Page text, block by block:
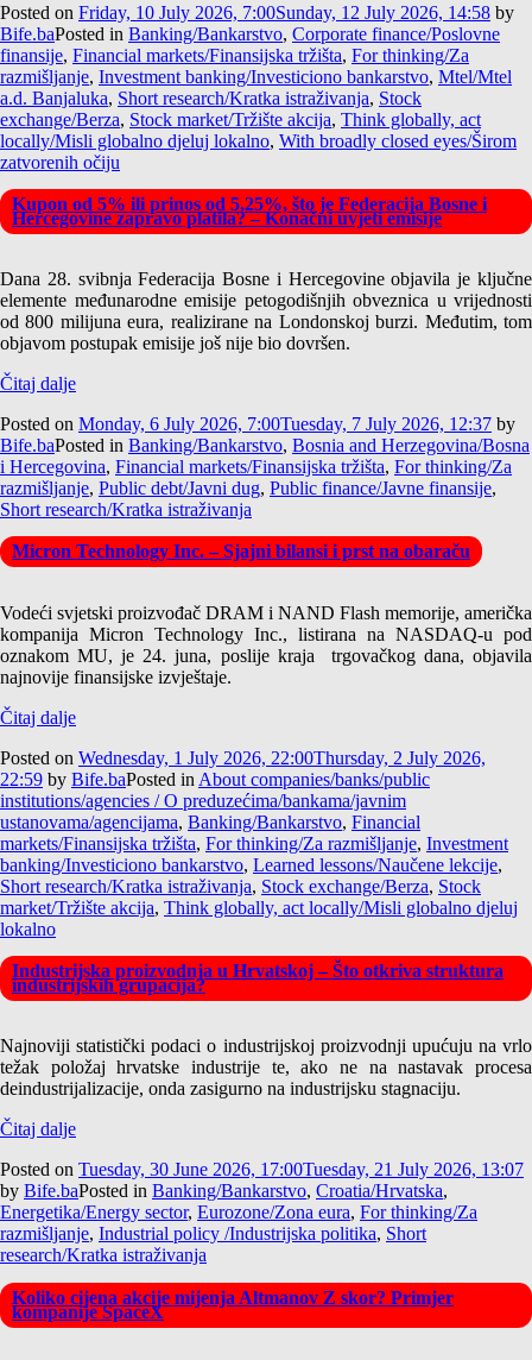
Posted on Friday, 10 July 2026, 7:00Sunday, 12 July 2026, 14:58 by
Bife.baPosted in Banking/Bankarstvo, Corporate finance/Poslovne
finansije, Financial markets/Finansijska tržišta, For thinking/Za
razmišljanje, Investment banking/Investiciono bankarstvo, Mtel/Mtel
a.d. Banjaluka, Short research/Kratka istraživanja, Stock
exchange/Berza, Stock market/Tržište akcija, Think globally, act
locally/Misli globalno djeluj lokalno, With broadly closed eyes/Širom
zatvorenih očiju
Kupon od 5% ili prinos od 5,25%, što je Federacija Bosne i
Hercegovine zapravo platila? – Konačni uvjeti emisije
Dana 28. svibnja Federacija Bosne i Hercegovine objavila je ključne
elemente međunarodne emisije petogodišnjih obveznica u vrijednosti
od 800 milijuna eura, realizirane na Londonskoj burzi. Međutim, tom
objavom postupak emisije još nije bio dovršen.
Čitaj dalje
Posted on Monday, 6 July 2026, 7:00Tuesday, 7 July 2026, 12:37 by
Bife.baPosted in Banking/Bankarstvo, Bosnia and Herzegovina/Bosna
i Hercegovina, Financial markets/Finansijska tržišta, For thinking/Za
razmišljanje, Public debt/Javni dug, Public finance/Javne finansije,
Short research/Kratka istraživanja
Micron Technology Inc. – Sjajni bilansi i prst na obaraču
Vodeći svjetski proizvođač DRAM i NAND Flash memorije, američka
kompanija Micron Technology Inc., listirana na NASDAQ-u pod
oznakom MU, je 24. juna, poslije kraja trgovačkog dana, objavila
najnovije finansijske izvještaje.
Čitaj dalje
Posted on Wednesday, 1 July 2026, 22:00Thursday, 2 July 2026,
22:59 by Bife.baPosted in About companies/banks/public
institutions/agencies / O preduzećima/bankama/javnim
ustanovama/agencijama, Banking/Bankarstvo, Financial
markets/Finansijska tržišta, For thinking/Za razmišljanje, Investment
banking/Investiciono bankarstvo, Learned lessons/Naučene lekcije,
Short research/Kratka istraživanja, Stock exchange/Berza, Stock
market/Tržište akcija, Think globally, act locally/Misli globalno djeluj
lokalno
Industrijska proizvodnja u Hrvatskoj – Što otkriva struktura
industrijskih grupacija?
Najnoviji statistički podaci o industrijskoj proizvodnji upućuju na vrlo
težak položaj hrvatske industrije te, ako ne na nastavak procesa
deindustrijalizacije, onda zasigurno na industrijsku stagnaciju.
Čitaj dalje
Posted on Tuesday, 30 June 2026, 17:00Tuesday, 21 July 2026, 13:07
by Bife.baPosted in Banking/Bankarstvo, Croatia/Hrvatska,
Energetika/Energy sector, Eurozone/Zona eura, For thinking/Za
razmišljanje, Industrial policy /Industrijska politika, Short
research/Kratka istraživanja
Koliko cijena akcije mijenja Altmanov Z skor? Primjer
kompanije SpaceX